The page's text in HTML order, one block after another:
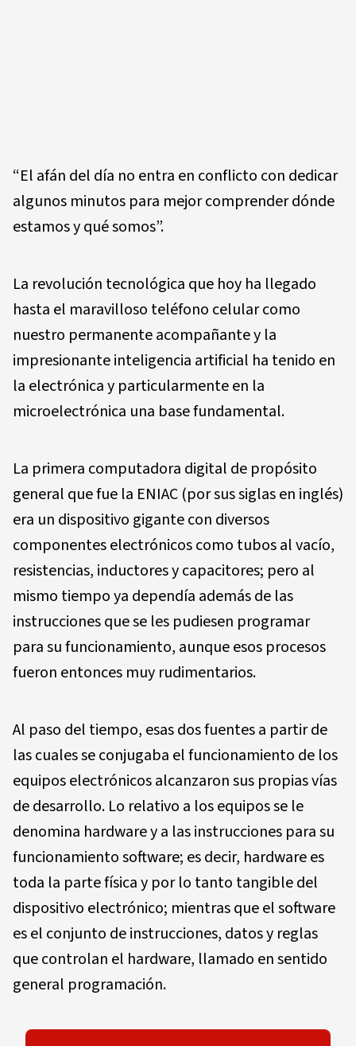
“El afán del día no entra en conflicto con dedicar
algunos minutos para mejor comprender dónde
estamos y qué somos”.
La revolución tecnológica que hoy ha llegado
hasta el maravilloso teléfono celular como
nuestro permanente acompañante y la
impresionante inteligencia artificial ha tenido en
la electrónica y particularmente en la
microelectrónica una base fundamental.
La primera computadora digital de propósito
general que fue la ENIAC (por sus siglas en inglés)
era un dispositivo gigante con diversos
componentes electrónicos como tubos al vacío,
resistencias, inductores y capacitores; pero al
mismo tiempo ya dependía además de las
instrucciones que se les pudiesen programar
para su funcionamiento, aunque esos procesos
fueron entonces muy rudimentarios.
Al paso del tiempo, esas dos fuentes a partir de
las cuales se conjugaba el funcionamiento de los
equipos electrónicos alcanzaron sus propias vías
de desarrollo. Lo relativo a los equipos se le
denomina hardware y a las instrucciones para su
funcionamiento software; es decir, hardware es
toda la parte física y por lo tanto tangible del
dispositivo electrónico; mientras que el software
es el conjunto de instrucciones, datos y reglas
que controlan el hardware, llamado en sentido
general programación.